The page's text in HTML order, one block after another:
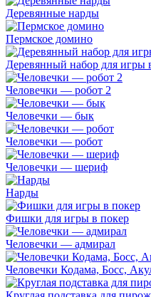
Деревянные нарды
Пермское домино
Деревянный набор для игры
Человечки — робот 2
Человечки — бык
Человечки — робот
Человечки — шериф
Нарды
Фишки для игры в покер
Человечки — адмирал
Человечки Кодама, Босс,